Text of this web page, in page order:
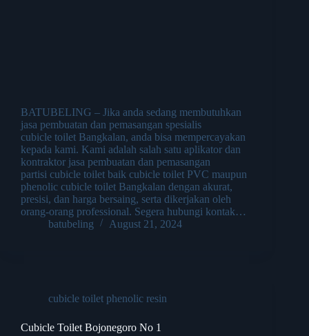
BATUBELING – Jika anda sedang membutuhkan
jasa pembuatan dan pemasangan spesialis
cubicle toilet Bangkalan, anda bisa mempercayakan
kepada kami. Kami adalah salah satu aplikator dan
kontraktor jasa pembuatan dan pemasangan
partisi cubicle toilet baik cubicle toilet PVC maupun
phenolic cubicle toilet Bangkalan dengan akurat,
presisi, dan harga bersaing, serta dikerjakan oleh
orang-orang professional. Segera hubungi kontak…
batubeling
August 21, 2024
cubicle toilet phenolic resin
Cubicle Toilet Bojonegoro No 1